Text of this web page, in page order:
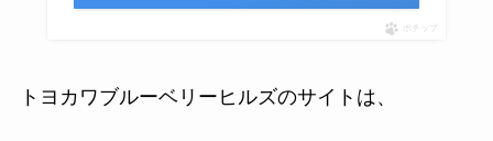
ポチップ
トヨカワブルーベリーヒルズのサイトは、